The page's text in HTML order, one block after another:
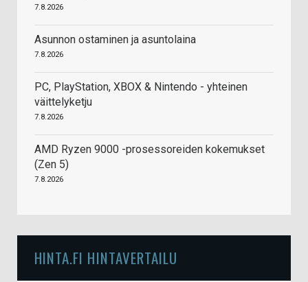
7.8.2026
Asunnon ostaminen ja asuntolaina
7.8.2026
PC, PlayStation, XBOX & Nintendo - yhteinen
väittelyketju
7.8.2026
AMD Ryzen 9000 -prosessoreiden kokemukset
(Zen 5)
7.8.2026
HINTA.FI HINTAVERTAILU